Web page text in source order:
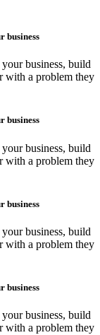
business
business, build
with a problem they
business
business, build
with a problem they
business
business, build
with a problem they
business
business, build
with a problem they